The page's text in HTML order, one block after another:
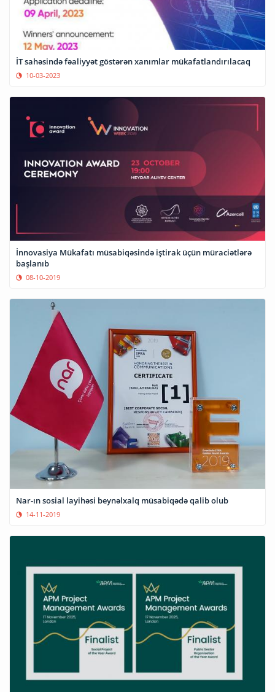
İT sahəsində fəaliyyət göstərən xanımlar mükafatlandırılacaq
10-03-2023
İnnovasiya Mükafatı müsabiqəsində iştirak üçün müraciətlərə
başlanıb
08-10-2019
Nar-ın sosial layihəsi beynəlxalq müsabiqədə qalib olub
14-11-2019